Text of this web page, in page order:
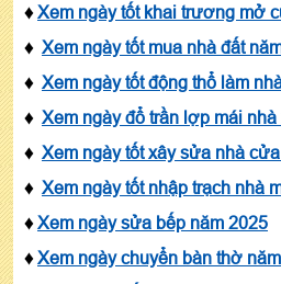
♦Xem ngày tốt khai trương mở
♦ Xem ngày tốt mua nhà đất
♦ Xem ngày tốt động thổ làm
♦ Xem ngày đổ trần lợp mái nhà
♦ Xem ngày tốt xây sửa nhà
♦ Xem ngày tốt nhập trạch nhà
♦Xem ngày sửa bếp năm 2025
♦Xem ngày chuyển bàn thờ